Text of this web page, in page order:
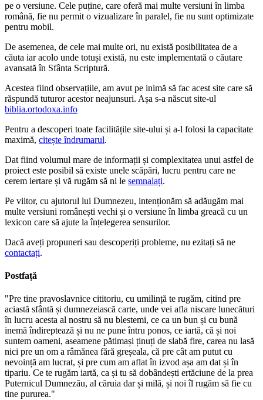
pe o versiune. Cele puține, care oferă mai multe versiuni în limba
română, fie nu permit o vizualizare în paralel, fie nu sunt optimizate
pentru mobil.
De asemenea, de cele mai multe ori, nu există posibilitatea de a
căuta iar acolo unde totuși există, nu este implementată o căutare
avansată în Sfânta Scriptură.
Acestea fiind observațiile, am avut pe inimă să fac acest site care să
răspundă tuturor acestor neajunsuri. Așa s-a născut site-ul
biblia.ortodoxa.info
Pentru a descoperi toate facilitățile site-ului și a-l folosi la capacitate
maximă, citește îndrumarul.
Dat fiind volumul mare de informații și complexitatea unui astfel de
proiect este posibil să existe unele scăpări, lucru pentru care ne
cerem iertare și vă rugăm să ni le semnalați.
Pe viitor, cu ajutorul lui Dumnezeu, intenționăm să adăugăm mai
multe versiuni românești vechi și o versiune în limba greacă cu un
lexicon care să ajute la înțelegerea sensurilor.
Dacă aveți propuneri sau descoperiți probleme, nu ezitați să ne
contactați.
Postfață
"Pre tine pravoslavnice cititoriu, cu umilință te rugăm, citind pre
aciastă sfântă și dumnezeiască carte, unde vei afla niscare lunecături
în lucru acesta al nostru să nu blestemi, ce ca un bun și cu bună
inemă îndireptează și nu ne pune întru ponos, ce iartă, că și noi
suntem oameni, aseamene pătimași ținuți de slabă fire, carea nu lasă
nici pre un om a râmănea fără greșeala, că pre cât am putut cu
nevoință am lucrat, și pre cum am aflat în izvod așa am dat și în
tipariu. Ce te rugăm iartă, ca și tu să dobândești ertăciune de la prea
Puternicul Dumnezău, al căruia dar și milă, și noi îl rugăm să fie cu
tine pururea."